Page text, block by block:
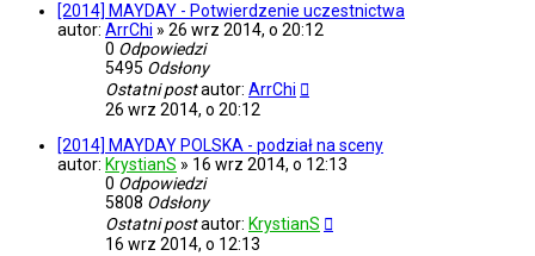
[2014] MAYDAY - Potwierdzenie uczestnictwa
autor: ArrChi » 26 wrz 2014, o 20:12
0 Odpowiedzi
5495 Odsłony
Ostatni postautor: ArrChi
26 wrz 2014, o 20:12
[2014] MAYDAY POLSKA - podział na sceny
autor: KrystianS » 16 wrz 2014, o 12:13
0 Odpowiedzi
5808 Odsłony
Ostatni postautor: KrystianS
16 wrz 2014, o 12:13